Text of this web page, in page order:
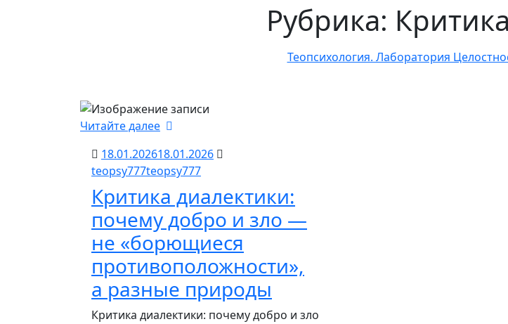
Рубрика:
Теопсихология. Лаборатория
Читайте далее
18.01.202618.01.2026
teopsy777teopsy777
Критика диалектики:
почему добро и зло —
не «борющиеся
противоположности»,
а разные природы
Критика диалектики: почему добро и зло